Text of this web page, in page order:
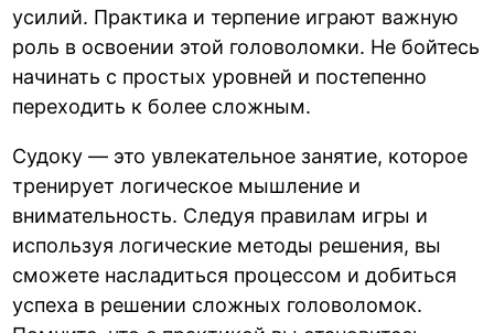
усилий. Практика и терпение играют важную
роль в освоении этой головоломки. Не бойтесь
начинать с простых уровней и постепенно
переходить к более сложным.
Судоку — это увлекательное занятие, которое
тренирует логическое мышление и
внимательность. Следуя правилам игры и
используя логические методы решения, вы
сможете насладиться процессом и добиться
успеха в решении сложных головоломок.